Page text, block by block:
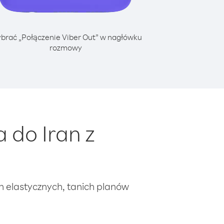
„Połączenie Viber Out” w nagłówku
rozmowy
do Iran z
elastycznych, tanich planów